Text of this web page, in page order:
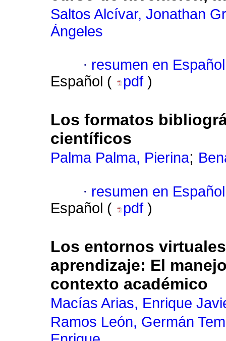
Saltos Alcívar, Jonathan
Ángeles
· resumen en Español
Español (
pdf )
Los formatos
científicos
Palma Palma, Pierina;
· resumen en Español
Español (
pdf )
Los entornos
aprendizaje: El
contexto académico
Macías Arias, Enrique
Ramos León, Germán